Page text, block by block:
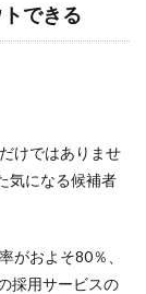
できる
けではありませ
気になる候補者
がおよそ80％、
採用サービスの